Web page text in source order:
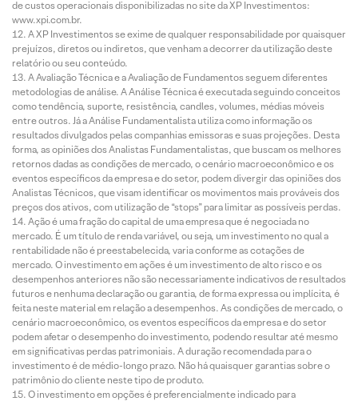
de custos operacionais disponibilizadas no site da XP Investimentos:
www.xpi.com.br.
A XP Investimentos se exime de qualquer responsabilidade por quaisquer
prejuízos, diretos ou indiretos, que venham a decorrer da utilização deste
relatório ou seu conteúdo.
A Avaliação Técnica e a Avaliação de Fundamentos seguem diferentes
metodologias de análise. A Análise Técnica é executada seguindo conceitos
como tendência, suporte, resistência, candles, volumes, médias móveis
entre outros. Já a Análise Fundamentalista utiliza como informação os
resultados divulgados pelas companhias emissoras e suas projeções. Desta
forma, as opiniões dos Analistas Fundamentalistas, que buscam os melhores
retornos dadas as condições de mercado, o cenário macroeconômico e os
eventos específicos da empresa e do setor, podem divergir das opiniões dos
Analistas Técnicos, que visam identificar os movimentos mais prováveis dos
preços dos ativos, com utilização de “stops” para limitar as possíveis perdas.
Ação é uma fração do capital de uma empresa que é negociada no
mercado. É um título de renda variável, ou seja, um investimento no qual a
rentabilidade não é preestabelecida, varia conforme as cotações de
mercado. O investimento em ações é um investimento de alto risco e os
desempenhos anteriores não são necessariamente indicativos de resultados
futuros e nenhuma declaração ou garantia, de forma expressa ou implícita, é
feita neste material em relação a desempenhos. As condições de mercado, o
cenário macroeconômico, os eventos específicos da empresa e do setor
podem afetar o desempenho do investimento, podendo resultar até mesmo
em significativas perdas patrimoniais. A duração recomendada para o
investimento é de médio-longo prazo. Não há quaisquer garantias sobre o
patrimônio do cliente neste tipo de produto.
O investimento em opções é preferencialmente indicado para